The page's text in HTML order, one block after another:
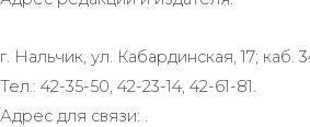
г. Нальчик, ул. Кабардинская, 17; каб.
Тел.: 42-35-50, 42-23-14, 42-61-81.
Адрес для связи: .